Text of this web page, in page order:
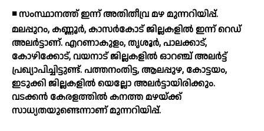
◾ സംസ്ഥാനത്ത് ഇന്ന് അതിതീവ്ര മഴ മുന്നറിയിപ്പ്.
മലപ്പുറം, കണ്ണൂര്‍, കാസര്‍കോട് ജില്ലകളില്‍ ഇന്ന് റെഡ്
അലര്‍ട്ടാണ്. എറണാകുളം, തൃശൂര്‍, പാലക്കാട്,
കോഴിക്കോട്, വയനാട് ജില്ലകളില്‍ ഓറഞ്ച് അലര്‍ട്ട്
പ്രഖ്യാപിച്ചിട്ടുണ്ട്. പത്തനംതിട്ട, ആലപ്പുഴ, കോട്ടയം,
ഇടുക്കി ജില്ലകളില്‍ യെല്ലോ അലര്‍ട്ടായിരിക്കും.
വടക്കന്‍ കേരളത്തില്‍ കനത്ത മഴയ്ക്ക്
സാധ്യതയുണ്ടെന്നാണ് മുന്നറിയിപ്പ്.